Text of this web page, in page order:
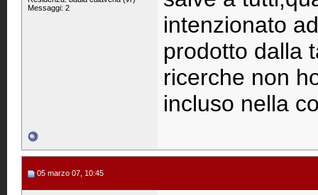
Messaggi: 2
intenzionato
prodotto dalla
ricerche non
incluso nella
05 marzo 07, 10:45